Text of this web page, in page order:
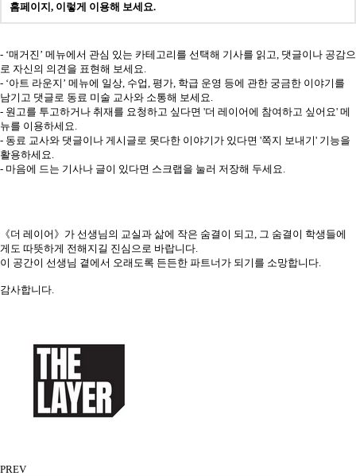
홈페이지, 이렇게 이용해 보세요.
- ‘매거진’ 메뉴에서 관심 있는 카테고리를 선택해 기사를 읽고, 댓글이나 공감으
로 자신의 의견을 표현해 보세요.
- ‘아트 라운지’ 메뉴에 일상, 수업, 평가, 학급 운영 등에 관한 궁금한 이야기를
남기고 댓글로 동료 미술 교사와 소통해 보세요.
- 원고를 투고하거나 취재를 요청하고 싶다면 '더 레이어에 참여하고 싶어요' 메
뉴를 이용하세요.
- 동료 교사와 댓글이나 게시글로 못다한 이야기가 있다면 '쪽지 보내기' 기능을
활용하세요.
- 마음에 드는 기사나 글이 있다면 스크랩을 눌러 저장해 두세요.
《더 레이어》가 선생님의 교실과 삶에 작은 숨결이 되고, 그 숨결이 학생들에
게도 따뜻하게 전해지길 진심으로 바랍니다.
이 공간이 선생님 곁에서 오래도록 든든한 파트너가 되기를 소망합니다.
감사합니다.
PREV